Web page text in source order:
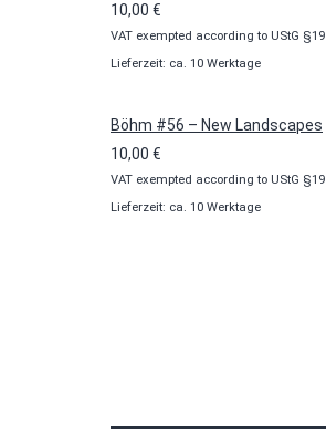
10,00 €
VAT exempted according to UStG §19
Lieferzeit: ca. 10 Werktage
Böhm #56 – New Landscapes
10,00 €
VAT exempted according to UStG §19
Lieferzeit: ca. 10 Werktage